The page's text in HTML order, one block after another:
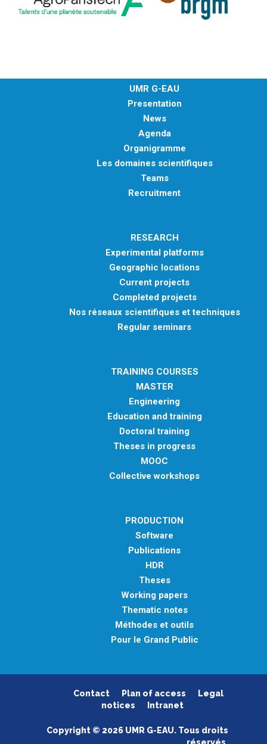
UMR G-EAU
Presentation
News
Agenda
Organigramme
Les domaines scientifiques
Teams
Recruitment
RESEARCH
Experimental platforms
Geographic locations
Current projects
Completed projects
Nos réseaux scientifiques et techniques
Regular seminars
TRAINING COURSES
MASTER
Engineering
Education and training
Doctoral training
Theses in progress
MOOC
Collective workshops
PRODUCTION
Software
Publications
HDR
Theses
Working papers
Thematic notes
Méthodes et outils
Pour le Grand Public
Contact Plan of access
Legal
notices
Intranet
Copyright © 2026 UMR G-EAU. Tous droits
réservés.